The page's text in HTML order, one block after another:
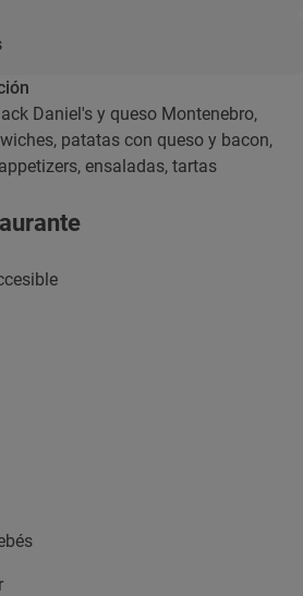
Daniel's y queso Montenebro,
patatas con queso y bacon,
ensaladas, tartas